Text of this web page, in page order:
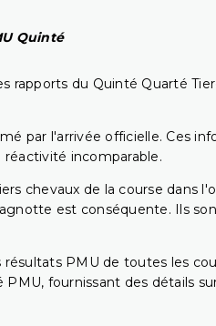
Quinté
rapports du Quinté Quarté
par l'arrivée officielle. Ces
incomparable.
chevaux de la course dans
est conséquente. Ils
PMU de toutes les
fournissant des détails